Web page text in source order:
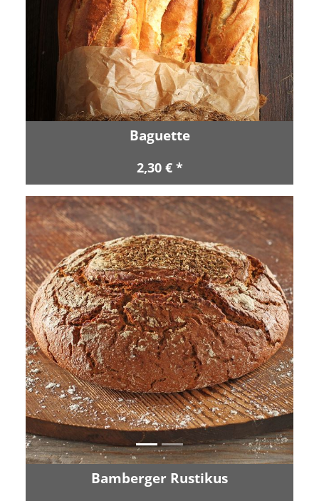
Baguette
2,30 € *
Zurück Vor
Bamberger Rustikus